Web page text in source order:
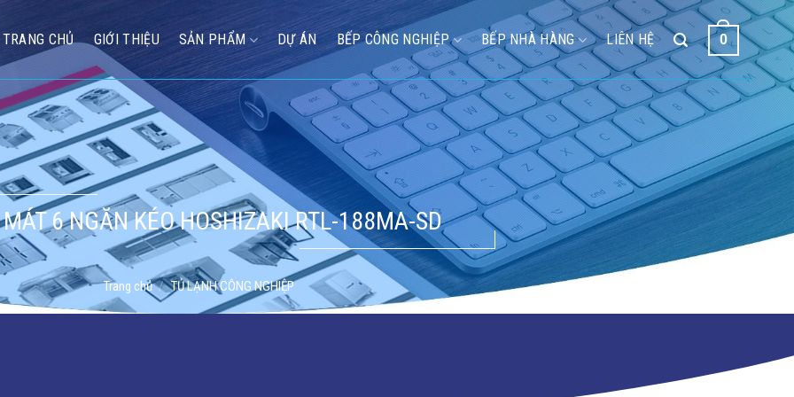
TRANG CHỦ GIỚI THIỆU SẢN PHẨM DỰ ÁN BẾP CÔNG NGHIỆP BẾP NHÀ HÀNG LIÊN HỆ 0
6 NGĂN KÉO HOSHIZAKI RTL-188MA-SD
Trang chủ / TỦ LẠNH CÔNG NGHIỆP